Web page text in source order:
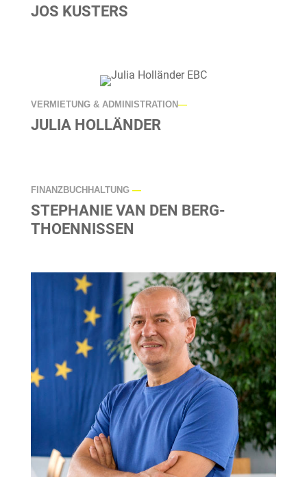
JOS KUSTERS
VERMIETUNG & ADMINISTRATION—
JULIA HOLLÄNDER
FINANZBUCHHALTUNG —
STEPHANIE VAN DEN BERG-
THOENNISSEN